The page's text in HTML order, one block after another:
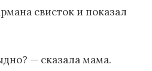
свисток и показал
— сказала мама.